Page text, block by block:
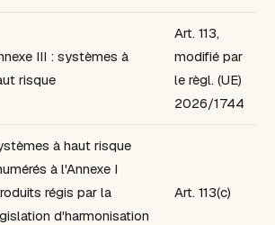
III : systèmes à
risque
Art. 113,
modifié par
le règl. (UE)
2026/1744
à haut risque
à l'Annexe I
régis par la
d'harmonisation
Art. 113(c)